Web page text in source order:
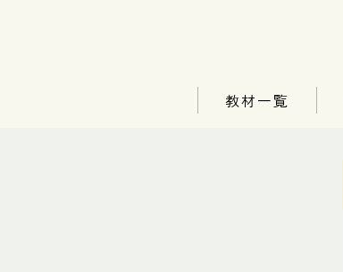
教材一覧